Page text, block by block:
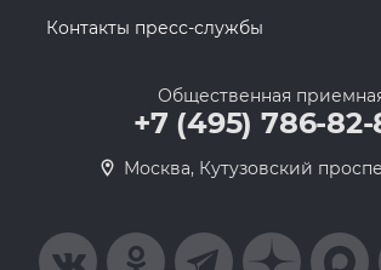
Контакты пресс-службы
Общественная
+7 (495) 786-
Москва, Кутузовский